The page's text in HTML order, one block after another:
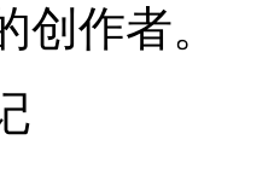
创作者。